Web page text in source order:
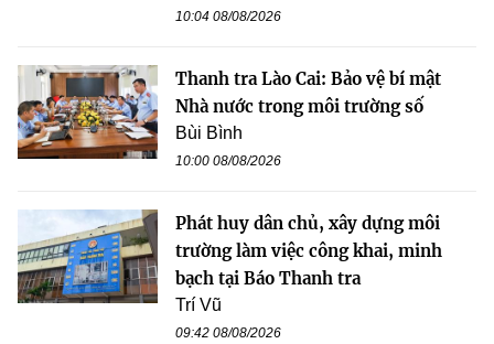
10:04 08/08/2026
Thanh tra Lào Cai: Bảo vệ bí mật
Nhà nước trong môi trường số
Bùi Bình
10:00 08/08/2026
Phát huy dân chủ, xây dựng môi
trường làm việc công khai, minh
bạch tại Báo Thanh tra
Trí Vũ
09:42 08/08/2026